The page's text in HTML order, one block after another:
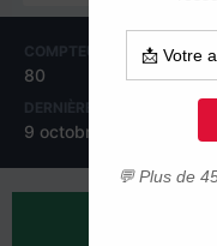
COMPTEUR DE CONTENUS
80
DERNIÈRE VISITE
9 octobre 2019